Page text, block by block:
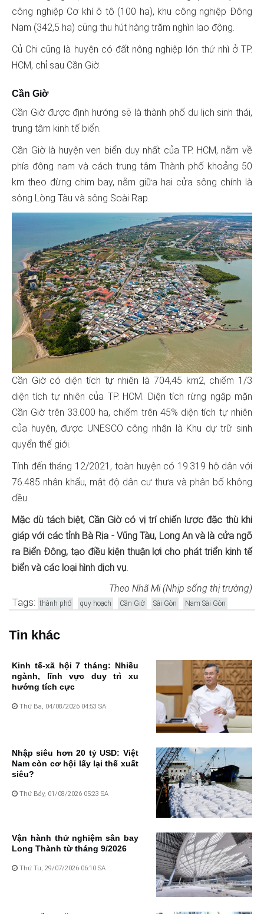
công nghiệp Cơ khí ô tô (100 ha), khu công nghiệp Đông
Nam (342,5 ha) cũng thu hút hàng trăm nghìn lao động.
Củ Chi cũng là huyện có đất nông nghiệp lớn thứ nhì ở TP.
HCM, chỉ sau Cần Giờ.
Cần Giờ
Cần Giờ được định hướng sẽ là thành phố du lịch sinh thái,
trung tâm kinh tế biển.
Cần Giờ là huyện ven biển duy nhất của TP. HCM, nằm về
phía đông nam và cách trung tâm Thành phố khoảng 50
km theo đừng chim bay, nằm giữa hai cửa sông chính là
sông Lòng Tàu và sông Soài Rạp.
Cần Giờ có diện tích tự nhiên là 704,45 km2, chiếm 1/3
diện tích tự nhiên của TP. HCM. Diện tích rừng ngập mặn
Cần Giờ trên 33.000 ha, chiếm trên 45% diện tích tự nhiên
của huyện, được UNESCO công nhận là Khu dự trữ sinh
quyển thế giới.
Tính đến tháng 12/2021, toàn huyện có 19.319 hộ dân với
76.485 nhân khẩu, mật độ dân cư thưa và phân bố không
đều.
Mặc dù tách biệt, Cần Giờ có vị trí chiến lược đặc thù khi
giáp với các tỉnh Bà Rịa - Vũng Tàu, Long An và là cửa ngõ
ra Biển Đông, tạo điều kiện thuận lợi cho phát triển kinh tế
biển và các loại hình dịch vụ.
Theo Nhã Mi (Nhịp sống thị trường)
Tags: thành phố quy hoạch Cần Giờ Sài Gòn Nam Sài Gòn
Tin khác
Kinh tế-xã hội 7 tháng: Nhiều
ngành, lĩnh vực duy trì xu
hướng tích cực
Thứ Ba, 04/08/2026 04:53 SA
Nhập siêu hơn 20 tỷ USD: Việt
Nam còn cơ hội lấy lại thế xuất
siêu?
Thứ Bảy, 01/08/2026 05:23 SA
Vận hành thử nghiệm sân bay
Long Thành từ tháng 9/2026
Thứ Tư, 29/07/2026 06:10 SA